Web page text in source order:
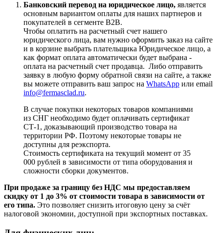
Банковский перевод на юридическое лицо, является
основным вариантом оплаты для наших партнеров и
покупателей в сегменте B2B.
Чтобы оплатить на расчетный счет нашего
юридического лица, вам нужно оформить заказ на сайте
и в корзине выбрать плательщика Юридическое лицо, а
как формат оплата автоматически будет выбрана -
оплата на расчетный счет продавца. Либо отправить
заявку в любую форму обратной связи на сайте, а также
вы можете отправить ваш запрос на WhatsApp или email
info@fermasclad.ru.
В случае покупки некоторых товаров компаниями
из СНГ необходимо будет оплачивать сертификат
СТ-1, доказывающий производство товара на
территории РФ. Поэтому некоторые товары не
доступны для реэкспорта.
Стоимость сертификата на текущий момент от 35
000 рублей в зависимости от типа оборудования и
сложности сборки документов.
При продаже за границу без НДС мы предоставляем
скидку от 1 до 3% от стоимости товара в зависимости от
его типа. Это позволяет снизить итоговую цену за счёт
налоговой экономии, доступной при экспортных поставках.